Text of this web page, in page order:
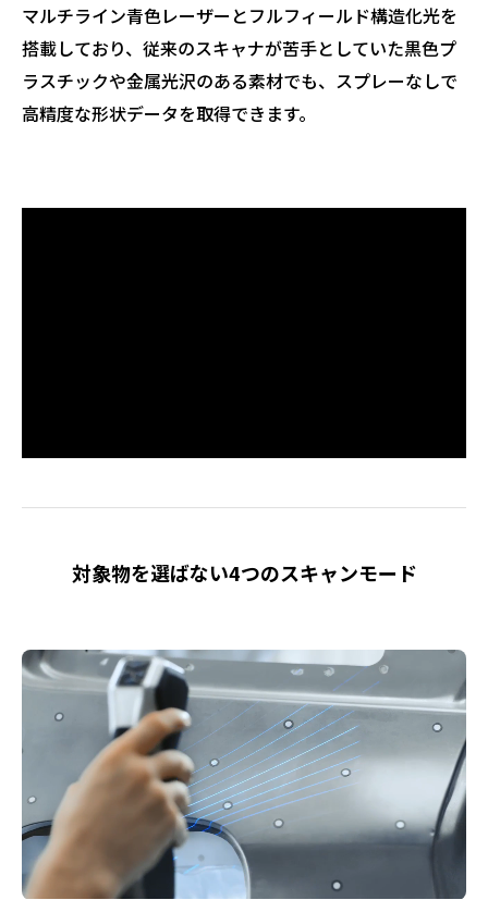
マルチライン青色レーザーとフルフィールド構造化光を
搭載しており、従来のスキャナが苦手としていた黒色プ
ラスチックや金属光沢のある素材でも、スプレーなしで
高精度な形状データを取得できます。
対象物を選ばない4つのスキャンモード